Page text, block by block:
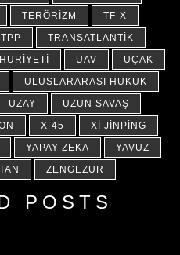
TERÖRIZM
TF-X
TPP
TRANSATLANTIK
UAV
UÇAK
ULUSLARARASI HUKUK
UZAY
UZUN SAVAŞ
X-45
XI JINPING
YAPAY ZEKA
YAVUZ
ZENGEZUR
POSTS